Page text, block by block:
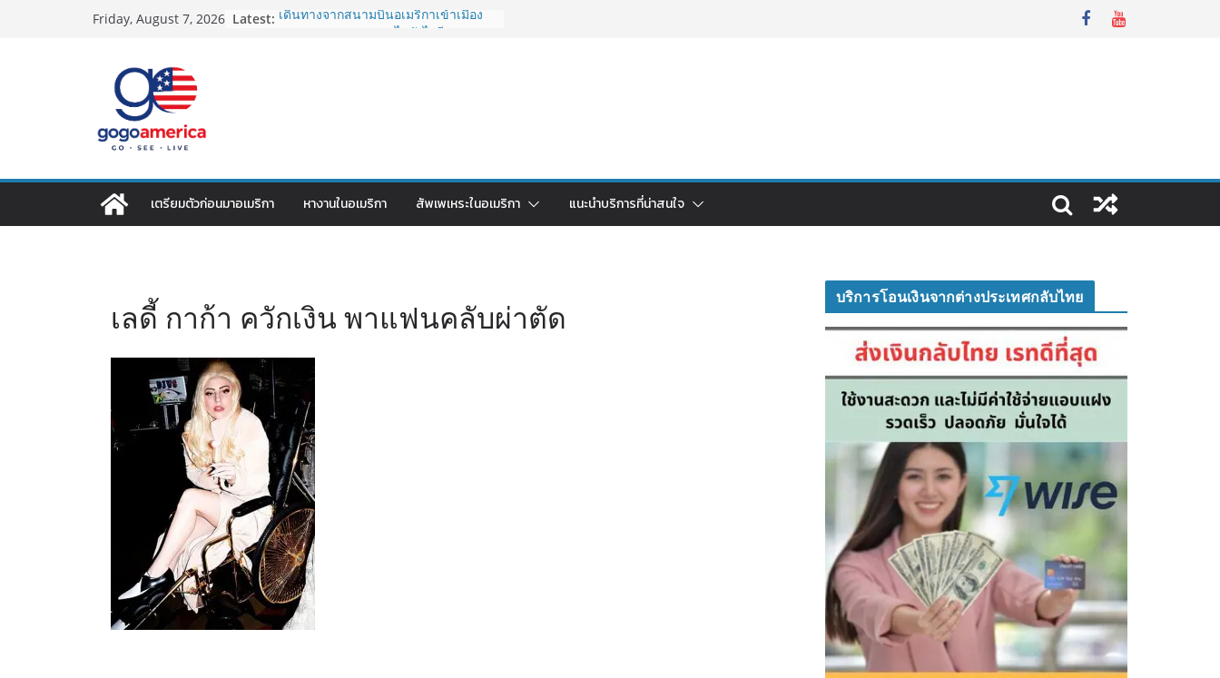
Friday, August 7, 2026 Latest: เดินทางจากสนามบินอเมริกาเข้าเมือง
ประหยัดและคุ้มที่สุดในปี 2026?
VPN สำหรับใช้ในอเมริกา 2026: ตัว
เตรียมตัวก่อนมาอเมริกา หางานในอเมริกา สัพเพเหระในอเมริกา แนะนำบริการที่น่าสนใจ
เลดี้ กาก้า ควักเงิน พาแฟนคลับผ่าตัด
บริการโอนเงินจากต่างประเทศกลับไทย